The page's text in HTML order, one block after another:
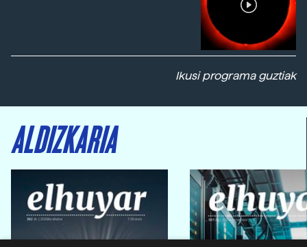
Ikusi programa guztiak
ALDIZKARIA